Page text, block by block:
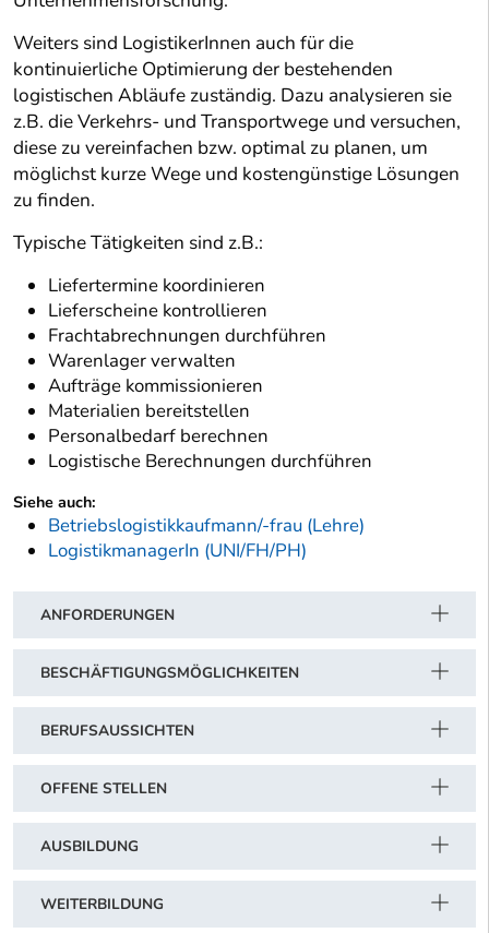
Weiters sind LogistikerInnen auch für die
kontinuierliche Optimierung der bestehenden
logistischen Abläufe zuständig. Dazu analysieren sie
z.B. die Verkehrs- und Transportwege und versuchen,
diese zu vereinfachen bzw. optimal zu planen, um
möglichst kurze Wege und kostengünstige Lösungen
zu finden.
Typische Tätigkeiten sind z.B.:
Liefertermine koordinieren
Lieferscheine kontrollieren
Frachtabrechnungen durchführen
Warenlager verwalten
Aufträge kommissionieren
Materialien bereitstellen
Personalbedarf berechnen
Logistische Berechnungen durchführen
Siehe auch:
Betriebslogistikkaufmann/-frau (Lehre)
LogistikmanagerIn (UNI/FH/PH)
ANFORDERUNGEN
BESCHÄFTIGUNGSMÖGLICHKEITEN
BERUFSAUSSICHTEN
OFFENE STELLEN
AUSBILDUNG
WEITERBILDUNG